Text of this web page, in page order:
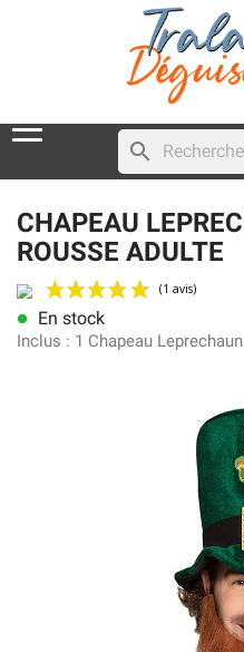
search
CHAPEAU
ROUSSE ADULTE
(1 avis)
lens En stock
Inclus : 1 Chapeau